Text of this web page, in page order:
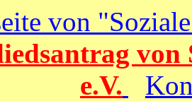
von
von
e.V.